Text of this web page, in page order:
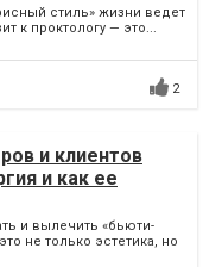
стиль» жизни ведет
к проктологу — это...
2
и клиентов
и как ее
и вылечить «бьюти-
не только эстетика, но